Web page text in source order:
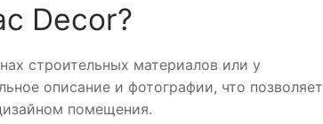
Decor?
строительных материалов или у
описание и фотографии, что позволяет
помещения.